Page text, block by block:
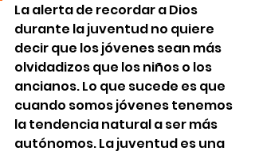
La alerta de recordar a Dios
durante la juventud no quiere
decir que los jóvenes sean más
olvidadizos que los niños o los
ancianos. Lo que sucede es que
cuando somos jóvenes tenemos
la tendencia natural a ser más
autónomos. La juventud es una